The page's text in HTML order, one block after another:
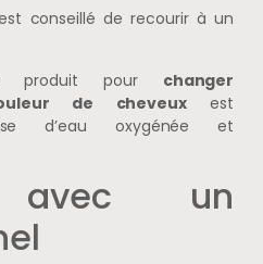
conseillé de recourir à un
produit pour changer
de cheveuxest
d’eau oxygénée et
avec un